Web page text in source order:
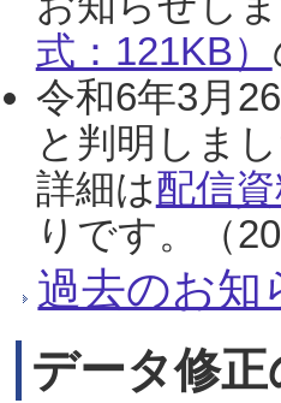
式：121KB）
令和6年3月
と判明しま
詳細は配信
りです。（
過去のお知
データ修